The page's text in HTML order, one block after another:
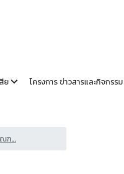
ย โครงการ ข่าวสารและกิจกรร
ฑ...